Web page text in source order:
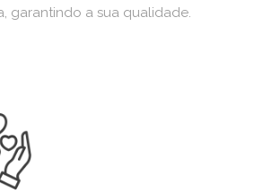
garantindo a sua qualidade.